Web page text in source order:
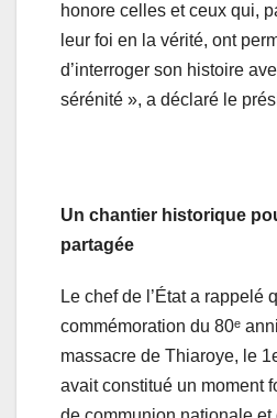
honore celles et ceux qui,
leur foi en la vérité, ont
d’interroger son histoire
sérénité », a déclaré le
Un chantier historique
partagée
Le chef de l’État a rappelé
commémoration du 80ᵉ
massacre de Thiaroye, le
avait constitué un moment